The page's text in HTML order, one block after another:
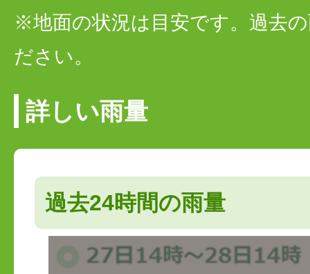
※地面の状況は目安です。過去
ださい。
詳しい雨量
過去24時間の雨量